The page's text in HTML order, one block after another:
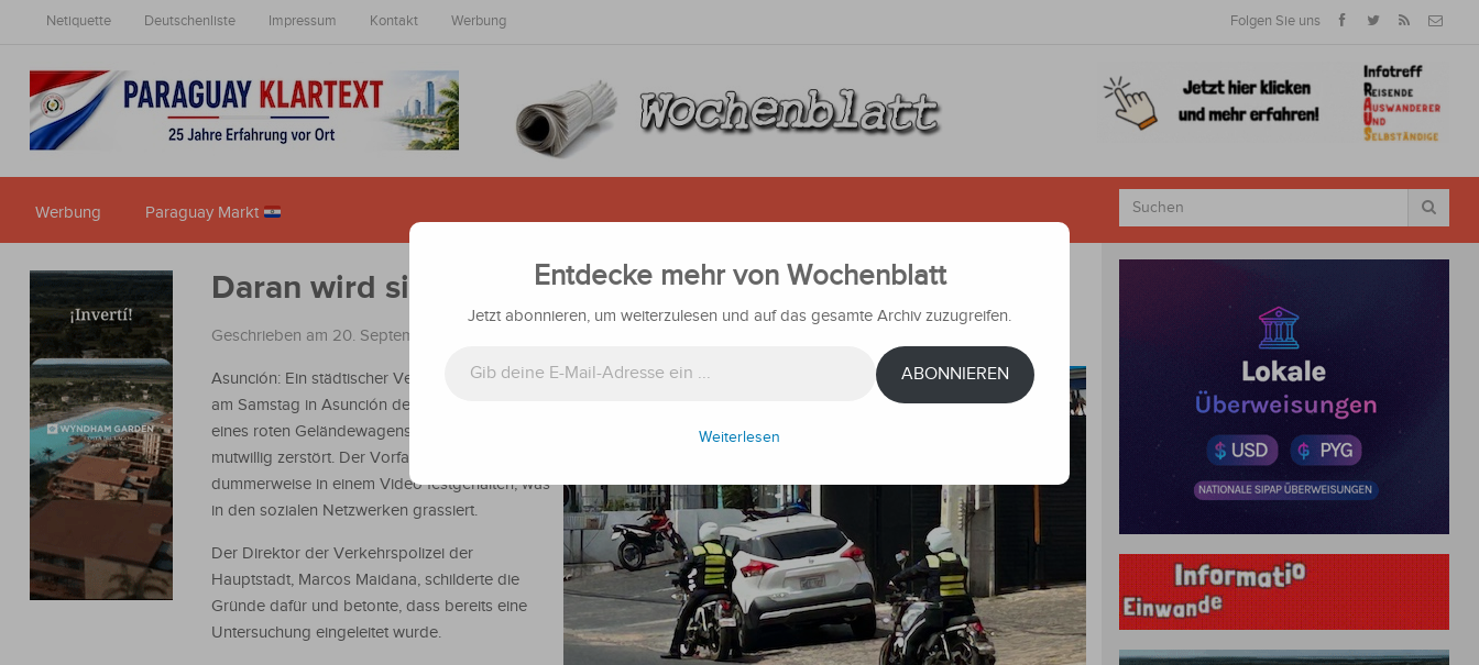
Netiquette Deutschenliste Impressum Kontakt Werbung Folgen Sie uns
Werbung Paraguay Markt
Daran wird sich wohl nichts ändern
Geschrieben am 20. September 2023
Asunción: Ein städtischer Verkehrspolizist hat
am Samstag in Asunción den Seitenspiegel
eines roten Geländewagens beim Vorbeifahren
mutwillig zerstört. Der Vorfall wurde
dummerweise in einem Video festgehalten, was
in den sozialen Netzwerken grassiert.
Der Direktor der Verkehrspolizei der
Hauptstadt, Marcos Maidana, schilderte die
Gründe dafür und betonte, dass bereits eine
Untersuchung eingeleitet wurde.
Entdecke mehr von Wochenblatt
Jetzt abonnieren, um weiterzulesen und auf das gesamte Archiv zuzugreifen.
ABONNIEREN
Weiterlesen